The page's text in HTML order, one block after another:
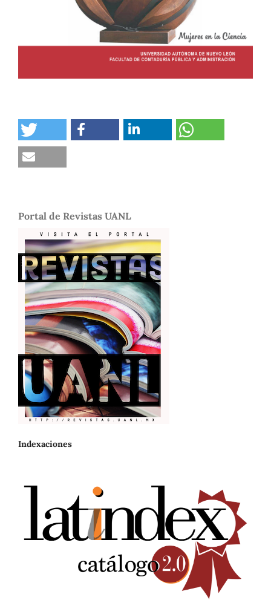
Portal de Revistas UANL
Indexaciones